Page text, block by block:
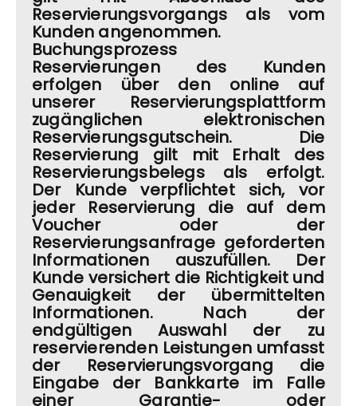
Reservierungsvorgangs als vom
Kunden angenommen.
Buchungsprozess
Reservierungen des Kunden
erfolgen über den online auf
unserer Reservierungsplattform
zugänglichen elektronischen
Reservierungsgutschein. Die
Reservierung gilt mit Erhalt des
Reservierungsbelegs als erfolgt.
Der Kunde verpflichtet sich, vor
jeder Reservierung die auf dem
Voucher oder der
Reservierungsanfrage geforderten
Informationen auszufüllen. Der
Kunde versichert die Richtigkeit und
Genauigkeit der übermittelten
Informationen. Nach der
endgültigen Auswahl der zu
reservierenden Leistungen umfasst
der Reservierungsvorgang die
Eingabe der Bankkarte im Falle
einer Garantie- oder